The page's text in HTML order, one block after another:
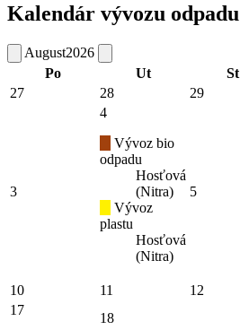
Kalendár vývozu odpadu
August2026
Po
Ut St
27
28 29
3
4
Vývoz bio
odpadu
Hosťová
(Nitra)
Vývoz
plastu
Hosťová
(Nitra)
5
10 11 12
17
18